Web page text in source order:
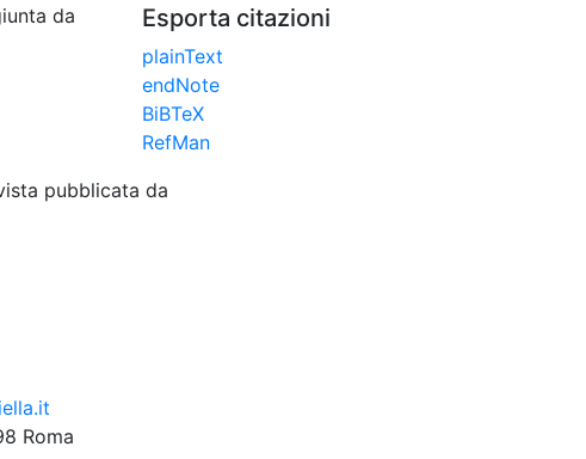
da
Esporta citazioni
plainText
endNote
BiBTeX
RefMan
pubblicata da
Roma